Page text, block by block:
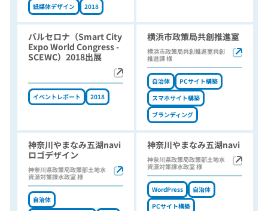
紙媒体デザイン
2018
バルセロナ（Smart City
Expo World Congress -
SCEWC）2018出展
イベントレポート 2018
横浜市政策局共創推進室
横浜市政策局共創推進室共創
推進課 様
自治体
PCサイト構築
スマホサイト構築
ブランディング
神奈川やまなみ五湖navi
ロゴデザイン
神奈川県政策局政策部土地水
資源対策課水政室 様
自治体
神奈川やまなみ五湖navi
神奈川県政策局政策部土地水
資源対策課水政室 様
WordPress
自治体
PCサイト構築